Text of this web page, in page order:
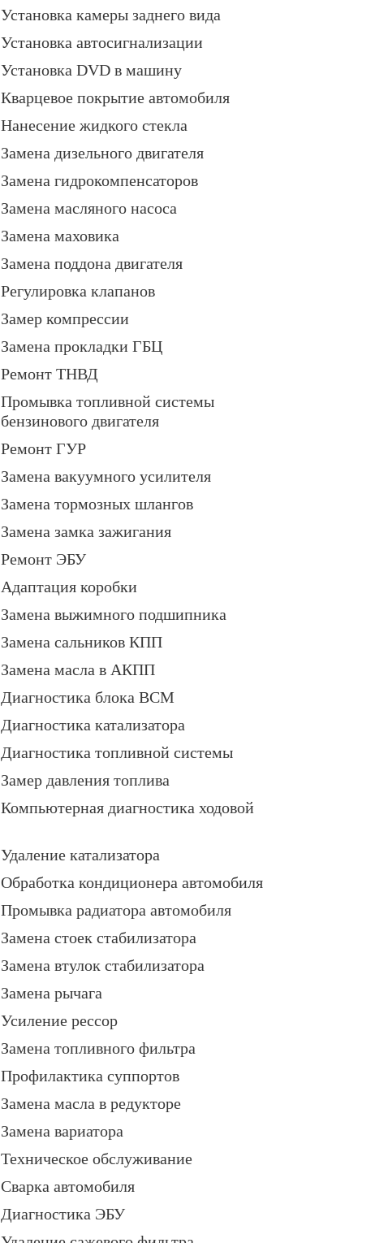
Установка камеры заднего вида
Установка автосигнализации
Установка DVD в машину
Кварцевое покрытие автомобиля
Нанесение жидкого стекла
Замена дизельного двигателя
Замена гидрокомпенсаторов
Замена масляного насоса
Замена маховика
Замена поддона двигателя
Регулировка клапанов
Замер компрессии
Замена прокладки ГБЦ
Ремонт ТНВД
Промывка топливной системы
бензинового двигателя
Ремонт ГУР
Замена вакуумного усилителя
Замена тормозных шлангов
Замена замка зажигания
Ремонт ЭБУ
Адаптация коробки
Замена выжимного подшипника
Замена сальников КПП
Замена масла в АКПП
Диагностика блока BCM
Диагностика катализатора
Диагностика топливной системы
Замер давления топлива
Компьютерная диагностика ходовой
Удаление катализатора
Обработка кондиционера автомобиля
Промывка радиатора автомобиля
Замена стоек стабилизатора
Замена втулок стабилизатора
Замена рычага
Усиление рессор
Замена топливного фильтра
Профилактика суппортов
Замена масла в редукторе
Замена вариатора
Техническое обслуживание
Сварка автомобиля
Диагностика ЭБУ